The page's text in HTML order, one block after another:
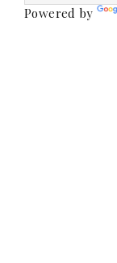
Powered by